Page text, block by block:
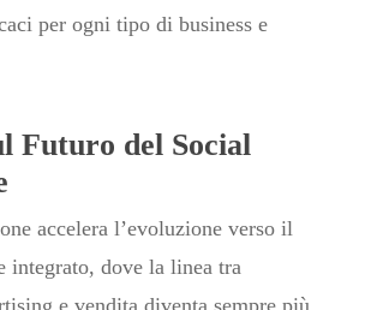
per ogni tipo di business e
Futuro del Social
accelera l’evoluzione verso il
integrato, dove la linea tra